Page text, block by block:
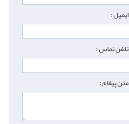
ایمیل :
تلفن تماس :
متن پیغام :